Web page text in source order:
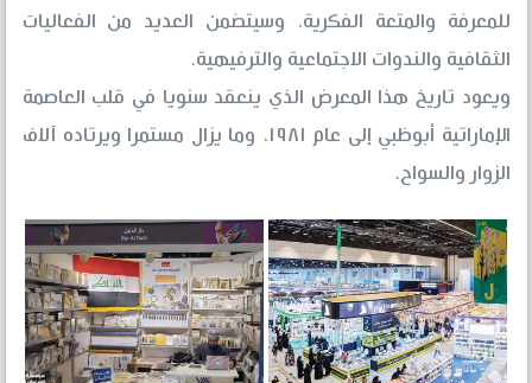
للمعرفة والمتعة الفكرية، وسيتضمن العديد من الفعاليات
الثقافية والندوات الاجتماعية والترفيهية.
ويعود تاريخ هذا المعرض الذي ينعقد سنويا في قلب العاصمة
الإماراتية أبوظبي إلى عام ١٩٨١، وما يزال مستمرا ويرتاده آلاف
الزوار والسواح.